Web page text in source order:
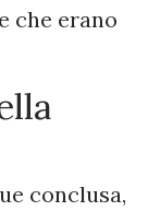
che erano
conclusa,